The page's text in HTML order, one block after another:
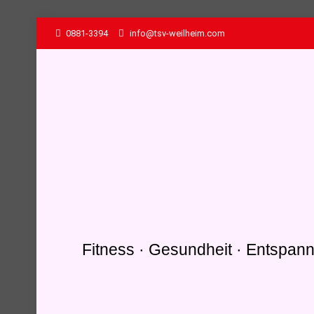
0881-3394 info@tsv-weilheim.com
Fitness · Gesundheit ·